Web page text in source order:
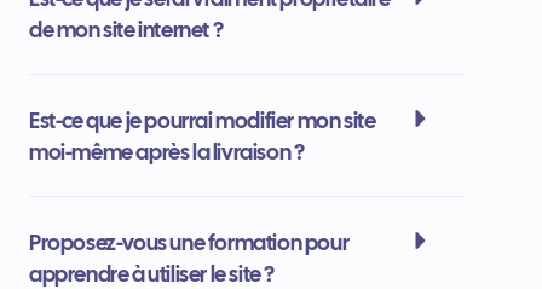
de mon site internet ?
Est-ce que je pourrai modifier mon site
moi-même après la livraison ?
Proposez-vous une formation pour
apprendre à utiliser le site ?